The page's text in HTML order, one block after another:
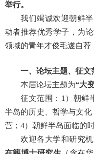
举行。
我们竭诚欢迎朝鲜
动者推荐优秀学子，为
领域的青年才俊毛遂自荐
一、论坛主题、征文
本届论坛主题为“大
征文范围： 1 ）朝鲜
半岛的历史、哲学与文化
营； 4）朝鲜半岛面临的
欢迎各大学和研究